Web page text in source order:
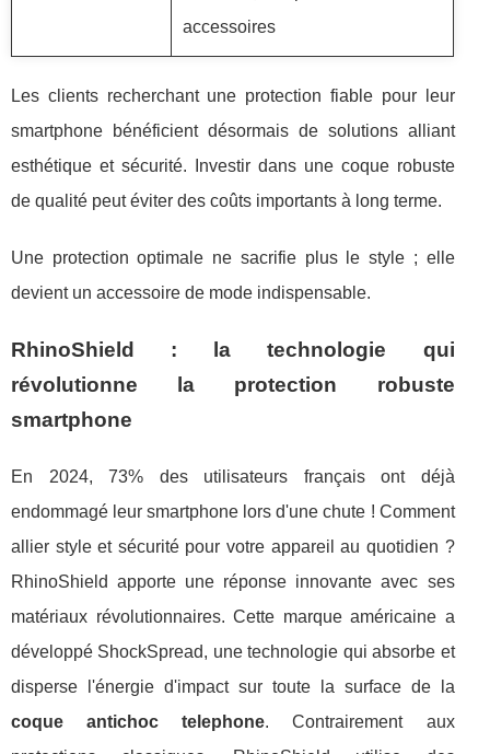
accessoires
Les clients recherchant une protection fiable pour leur
smartphone bénéficient désormais de solutions alliant
esthétique et sécurité. Investir dans une coque robuste
de qualité peut éviter des coûts importants à long terme.
Une protection optimale ne sacrifie plus le style ; elle
devient un accessoire de mode indispensable.
RhinoShield : la technologie qui
révolutionne la protection robuste
smartphone
En 2024, 73% des utilisateurs français ont déjà
endommagé leur smartphone lors d'une chute ! Comment
allier style et sécurité pour votre appareil au quotidien ?
RhinoShield apporte une réponse innovante avec ses
matériaux révolutionnaires. Cette marque américaine a
développé ShockSpread, une technologie qui absorbe et
disperse l'énergie d'impact sur toute la surface de la
coque antichoc telephone. Contrairement aux